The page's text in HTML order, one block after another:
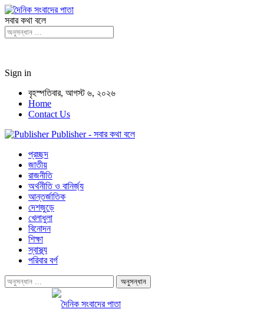
সবার কথা বলে
Sign in
বৃহস্পতিবার, আগস্ট ৬, ২০২৬
Home
Contact Us
Publisher - সবার কথা বলে
প্রচ্ছদ
জাতীয়
রাজনীতি
অর্থনীতি ও বানির্জ্য
আন্তর্জাতিক
দেশজুড়ে
খেলাধুলা
বিনোদন
শিক্ষা
স্বাস্থ্য
পরিবার বর্গ